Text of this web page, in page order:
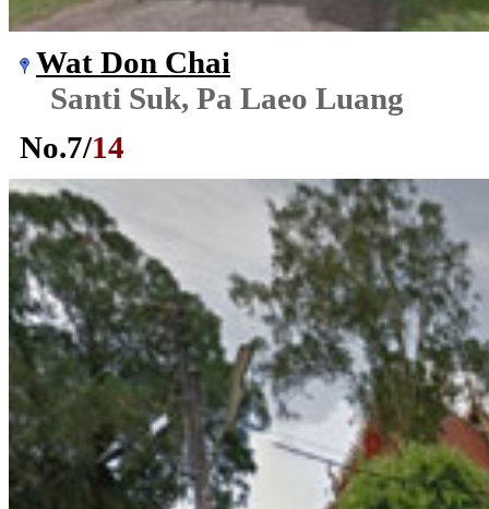
Wat Don Chai
Santi Suk, Pa Laeo Luang
No.7/14